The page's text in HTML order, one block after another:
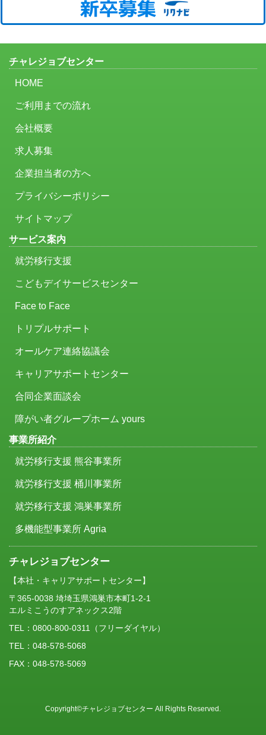
チャレジョブセンター
HOME
ご利用までの流れ
会社概要
求人募集
企業担当者の方へ
プライバシーポリシー
サイトマップ
サービス案内
就労移行支援
こどもデイサービスセンター
Face to Face
トリプルサポート
オールケア連絡協議会
キャリアサポートセンター
合同企業面談会
障がい者グループホーム yours
事業所紹介
就労移行支援 熊谷事業所
就労移行支援 桶川事業所
就労移行支援 鴻巣事業所
多機能型事業所 Agria
チャレジョブセンター
【本社・キャリアサポートセンター】
〒365-0038 埼埼玉県鴻巣市本町1-2-1
エルミこうのすアネックス2階
TEL： 0800-800-0311
（フリーダイヤル）
TEL：048-578-5068
FAX：048-578-5069
Copyright©チャレジョブセンター All Rights Reserved.